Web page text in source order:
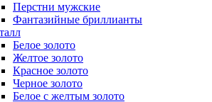
Перстни мужские
Фантазийные бриллианты
Белое золото
Желтое золото
Красное золото
Черное золото
Белое с желтым золото